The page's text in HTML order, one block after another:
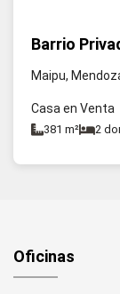
Barrio
Maipu,
Casa en Venta
381 m² 2
Oficinas